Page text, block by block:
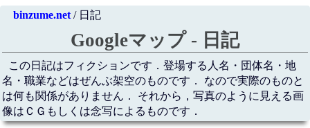
binzume.net/ 日記
Googleマップ - 日記
この日記はフィクションです．登場する人名・団体名・地
名・職業などはぜんぶ架空のものです． なので実際のものと
は何も関係がありません． それから，写真のように見える画
像はＣＧもしくは念写によるものです．